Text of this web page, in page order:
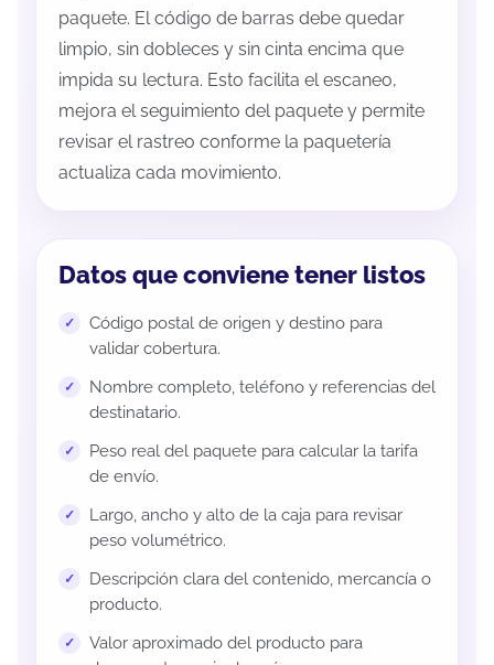
paquete. El código de barras debe quedar
limpio, sin dobleces y sin cinta encima que
impida su lectura. Esto facilita el escaneo,
mejora el seguimiento del paquete y permite
revisar el rastreo conforme la paquetería
actualiza cada movimiento.
Datos que conviene tener listos
Código postal de origen y destino para
validar cobertura.
Nombre completo, teléfono y referencias del
destinatario.
Peso real del paquete para calcular la tarifa
de envío.
Largo, ancho y alto de la caja para revisar
peso volumétrico.
Descripción clara del contenido, mercancía o
producto.
Valor aproximado del producto para